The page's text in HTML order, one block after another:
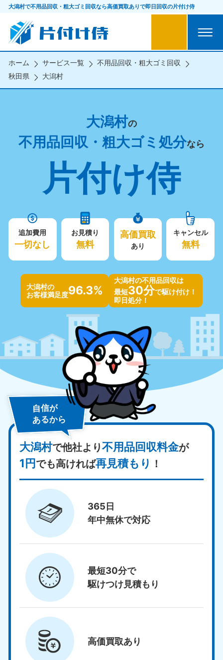
大潟村で不用品回収・粗大ゴミ回収なら高価買取ありで即日回収の片付け侍
ホーム サービス一覧
不用品回収・粗大ゴミ回収
秋田県
大潟村
大潟村の
不用品回収・粗大ゴミ処分なら
片付け侍
追加費用
一切なし
お見積り
無料
高価買取
あり
キャンセル
無料
大潟村の
お客様満足度96.3%
大潟村の不用品回収は
最短30分で駆け付け！
即日処分！
自信が
あるから
大潟村で他社より不用品回収料金が
1円でも高ければ再見積もり ！
365日
年中無休で対応
最短30分で
駆けつけ見積もり
高価買取あり